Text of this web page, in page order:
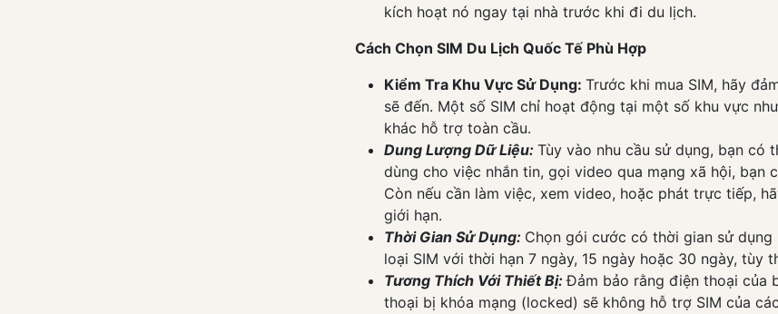
kích hoạt nó ngay tại nhà trước khi đi du lịch.
Cách Chọn SIM Du Lịch Quốc Tế Phù Hợp
Kiểm Tra Khu Vực Sử Dụng: Trước khi mua SIM, hãy
sẽ đến. Một số SIM chỉ hoạt động tại một số khu vực
khác hỗ trợ toàn cầu.
Dung Lượng Dữ Liệu: Tùy vào nhu cầu sử dụng, bạn có
dùng cho việc nhắn tin, gọi video qua mạng xã hội, bạn
Còn nếu cần làm việc, xem video, hoặc phát trực tiếp,
giới hạn.
Thời Gian Sử Dụng: Chọn gói cước có thời gian sử
loại SIM với thời hạn 7 ngày, 15 ngày hoặc 30 ngày, tùy
Tương Thích Với Thiết Bị:Đảm bảo rằng điện thoại của
thoại bị khóa mạng (locked) sẽ không hỗ trợ SIM của